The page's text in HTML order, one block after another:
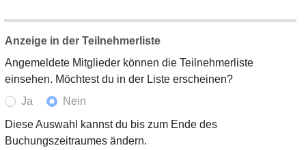
Anzeige in der Teilnehmerliste
Angemeldete Mitglieder können die Teilnehmerliste
einsehen. Möchtest du in der Liste erscheinen?
Ja
Nein
Diese Auswahl kannst du bis zum Ende des
Buchungszeitraumes ändern.